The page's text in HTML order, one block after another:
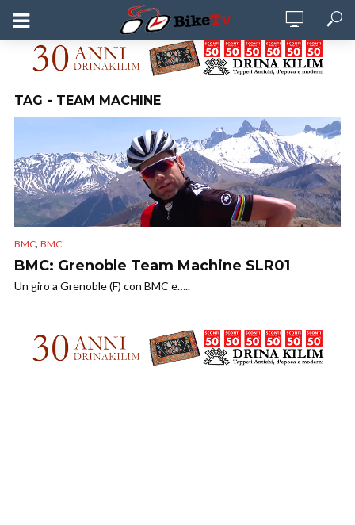
TAG - TEAM MACHINE
BMC, BMC
BMC: Grenoble Team Machine SLR01
Un giro a Grenoble (F) con BMC e…..